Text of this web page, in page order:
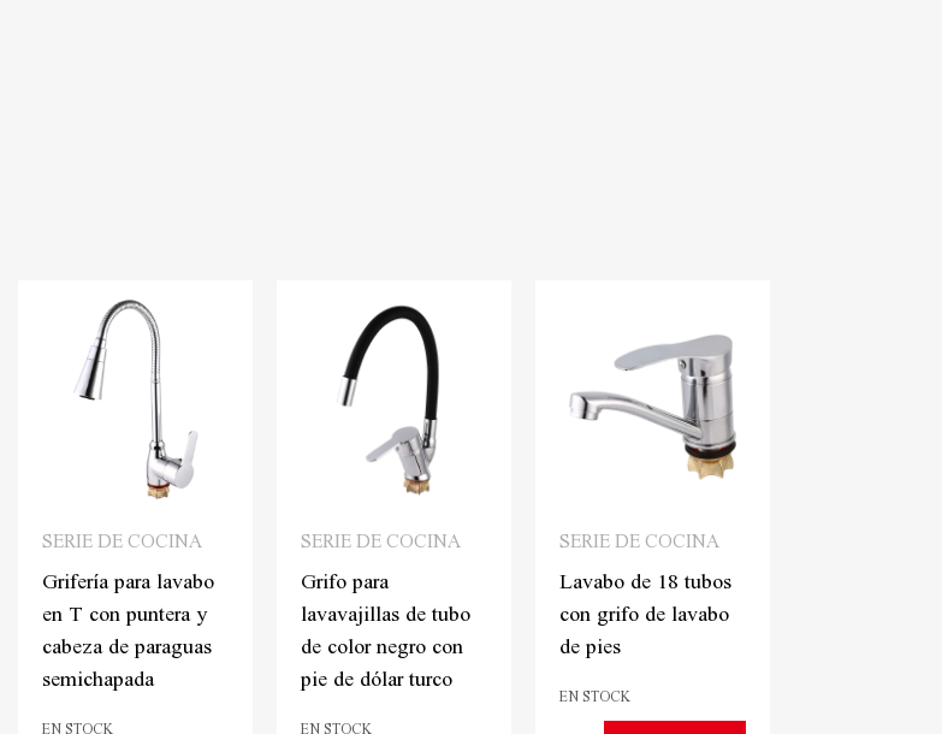
SERIE DE COCINA
Grifería para lavabo
en T con puntera y
cabeza de paraguas
semichapada
EN STOCK
SERIE DE COCINA
Grifo para
lavavajillas de tubo
de color negro con
pie de dólar turco
EN STOCK
SERIE DE COCINA
Lavabo de 18 tubos
con grifo de lavabo
de pies
EN STOCK